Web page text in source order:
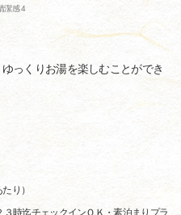
潔感 4
っくりお湯を楽しむことができ
り）